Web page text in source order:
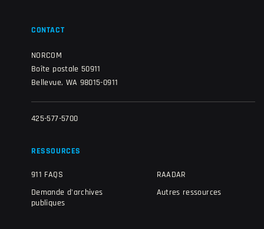
CONTACT
NORCOM
Boîte postale 50911
Bellevue, WA 98015-0911
425-577-5700
RESSOURCES
911 FAQS
Demande d'archives
publiques
RAADAR
Autres ressources